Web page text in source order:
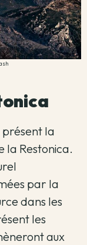
la
la Restonica.
par la
dans les
les
aux